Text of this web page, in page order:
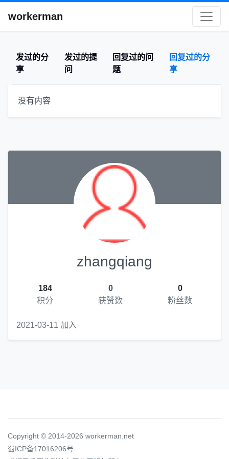
workerman
发过的分
享
发过的提
问
回复过的问
题
回复过的分
享
没有内容
zhangqiang
184
积分
0
获赞数
0
粉丝数
2021-03-11 加入
Copyright © 2014-2026 workerman.net
蜀ICP备17016206号